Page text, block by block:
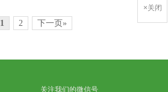
1 2 下一页»
关注我们的微信号
×关闭